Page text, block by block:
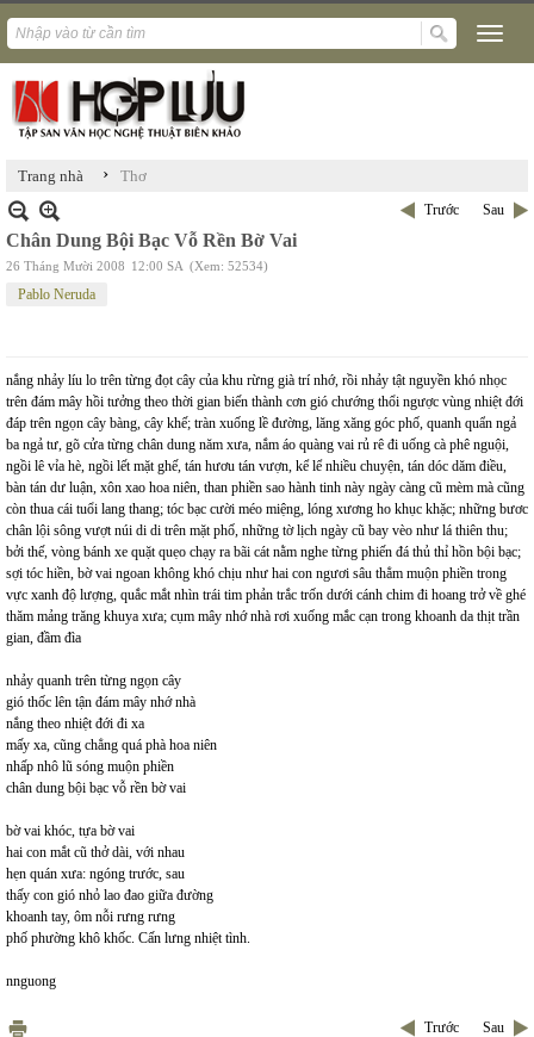
Trang nhà › Thơ
Trước Sau
Chân Dung Bội Bạc Vỗ Rền Bờ Vai
26 Tháng Mười 2008 12:00 SA (Xem: 52534)
Pablo Neruda
nắng nhảy líu lo trên từng đọt cây của khu rừng già trí nhớ, rồi nhảy tật nguyền khó nhọc
trên đám mây hồi tưởng theo thời gian biến thành cơn gió chướng thổi ngược vùng nhiệt đới
đáp trên ngọn cây bàng, cây khế; tràn xuống lề đường, lăng xăng góc phố, quanh quẩn ngả
ba ngả tư, gõ cửa từng chân dung năm xưa, nắm áo quàng vai rủ rê đi uống cà phê nguội,
ngồi lê vỉa hè, ngồi lết mặt ghế, tán hươu tán vượn, kể lể nhiều chuyện, tán dóc dăm điều,
bàn tán dư luận, xôn xao hoa niên, than phiền sao hành tinh này ngày càng cũ mèm mà cũng
còn thua cái tuổi lang thang; tóc bạc cười méo miệng, lóng xương ho khục khặc; những bươc
chân lội sông vượt núi di di trên mặt phố, những tờ lịch ngày cũ bay vèo như lá thiên thu;
bởi thế, vòng bánh xe quặt quẹo chạy ra bãi cát nằm nghe từng phiến đá thủ thỉ hồn bội bạc;
sợi tóc hiền, bờ vai ngoan không khó chịu như hai con ngươi sâu thẳm muộn phiền trong
vực xanh độ lượng, quắc mắt nhìn trái tim phản trắc trốn dưới cánh chim đi hoang trở về ghé
thăm mảng trăng khuya xưa; cụm mây nhớ nhà rơi xuống mắc cạn trong khoanh da thịt trần
gian, đầm đìa
nhảy quanh trên từng ngọn cây
gió thốc lên tận đám mây nhớ nhà
nắng theo nhiệt đới đi xa
mấy xa, cũng chẳng quá phà hoa niên
nhấp nhô lũ sóng muộn phiền
chân dung bội bạc vỗ rền bờ vai
bờ vai khóc, tựa bờ vai
hai con mắt cũ thở dài, với nhau
hẹn quán xưa: ngóng trước, sau
thấy con gió nhỏ lao đao giữa đường
khoanh tay, ôm nỗi rưng rưng
phố phường khô khốc. Cấn lưng nhiệt tình.
nnguong
Trước Sau